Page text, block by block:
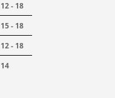
12 - 18
15 - 18
12 - 18
14